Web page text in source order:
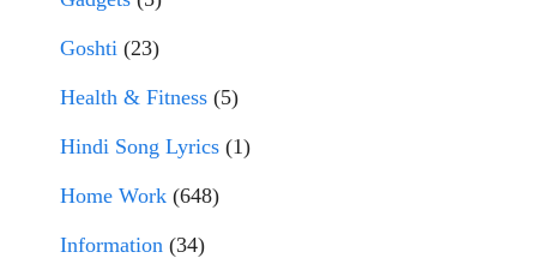
Goshti (23)
Health & Fitness (5)
Hindi Song Lyrics (1)
Home Work (648)
Information (34)